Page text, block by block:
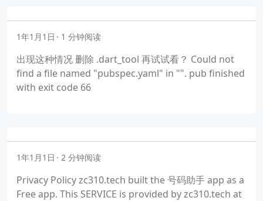
1年1月1日 1 分钟阅读
出现这种情况 删除 .dart_tool 再试试看？ Could not
find a file named "pubspec.yaml" in "". pub finished
with exit code 66
1年1月1日 2 分钟阅读
Privacy Policy zc310.tech built the 号码助手 app as a
Free app. This SERVICE is provided by zc310.tech at